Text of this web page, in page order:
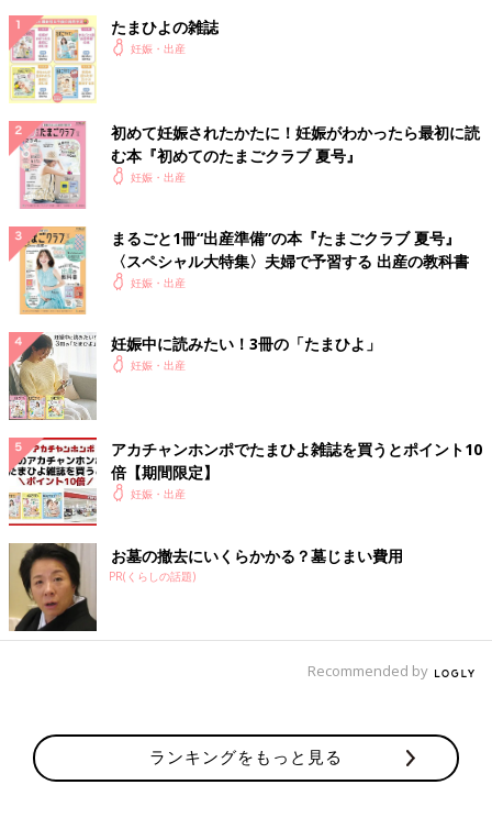
たまひよの雑誌
妊娠・出産
初めて妊娠されたかたに！妊娠がわかったら最初に読
む本『初めてのたまごクラブ 夏号』
妊娠・出産
まるごと1冊“出産準備”の本『たまごクラブ 夏号』
〈スペシャル大特集〉夫婦で予習する 出産の教科書
妊娠・出産
妊娠中に読みたい！3冊の「たまひよ」
妊娠・出産
アカチャンホンポでたまひよ雑誌を買うとポイント10
倍【期間限定】
妊娠・出産
お墓の撤去にいくらかかる？墓じまい費用
PR(くらしの話題)
Recommended by
ランキングをもっと見る